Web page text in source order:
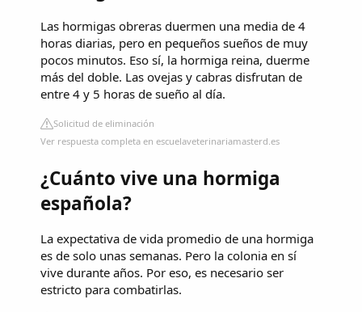
Las hormigas obreras duermen una media de 4
horas diarias, pero en pequeños sueños de muy
pocos minutos. Eso sí, la hormiga reina, duerme
más del doble. Las ovejas y cabras disfrutan de
entre 4 y 5 horas de sueño al día.
Solicitud de eliminación
Ver respuesta completa en escuelaveterinariamasterd.es
¿Cuánto vive una hormiga
española?
La expectativa de vida promedio de una hormiga
es de solo unas semanas. Pero la colonia en sí
vive durante años. Por eso, es necesario ser
estricto para combatirlas.